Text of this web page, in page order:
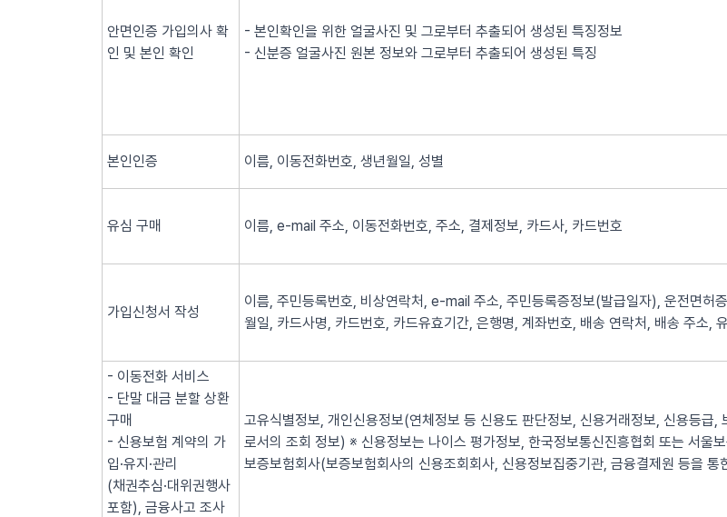
안면인증 가입의사 확
인 및 본인 확인
- 본인확인을 위한 얼굴사진 및 그로부터 추출되어 생성된 특징정보
- 신분증 얼굴사진 원본 정보와 그로부터 추출되어 생성된 특징
본인인증 이름, 이동전화번호, 생년월일, 성별
유심 구매 이름, e-mail 주소, 이동전화번호, 주소, 결제정보, 카드사, 카드번호
가입신청서 작성
이름, 주민등록번호, 비상연락처, e-mail 주소, 주민등록증정보(발급일자), 운전면허
월일, 카드사명, 카드번호, 카드유효기간, 은행명, 계좌번호, 배송 연락처, 배송 주소,
- 이동전화 서비스
- 단말 대금 분할 상환
구매
- 신용보험 계약의 가
입·유지·관리
(채권추심·대위권행사
포함), 금융사고 조사
고유식별정보, 개인신용정보(연체정보 등 신용도 판단정보, 신용거래정보, 신용등급,
로서의 조회 정보) ※ 신용정보는 나이스 평가정보, 한국정보통신진흥협회 또는 서울
보증보험회사(보증보험회사의 신용조회회사, 신용정보집중기관, 금융결제원 등을